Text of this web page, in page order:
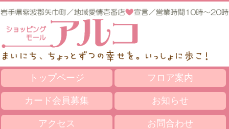
トップページ フロア案内
カード会員募集 お知らせ
アクセス お問合わせ